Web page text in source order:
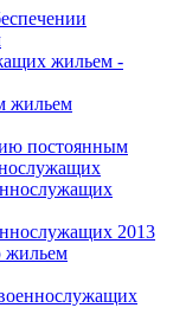
жильем -
жильем
постоянным
2013
жильем